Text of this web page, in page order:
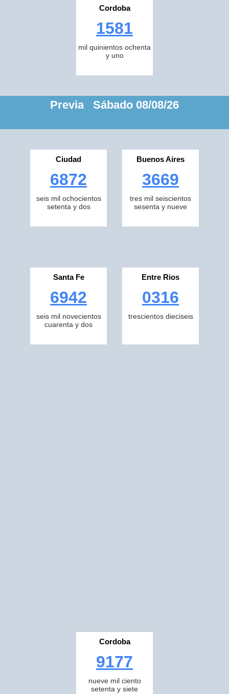
Cordoba
1581
mil quinientos ochenta
y uno
Previa Sábado 08/08/26
Ciudad
6872
seis mil ochocientos
setenta y dos
Buenos Aires
3669
tres mil seiscientos
sesenta y nueve
Santa Fe
6942
seis mil novecientos
cuarenta y dos
Entre Rios
0316
trescientos dieciseis
Cordoba
9177
nueve mil ciento
setenta y siete